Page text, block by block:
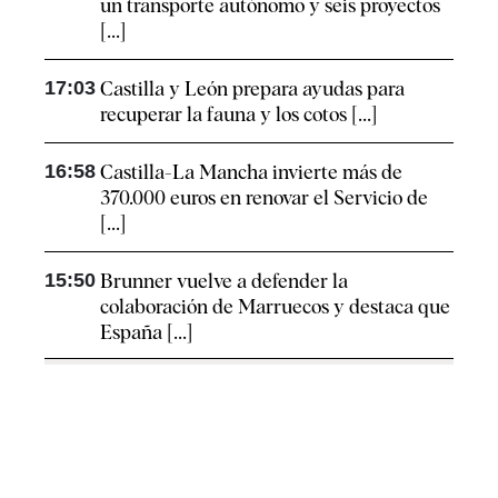
un transporte autónomo y seis proyectos
[...]
17:03 Castilla y León prepara ayudas para
recuperar la fauna y los cotos [...]
16:58 Castilla-La Mancha invierte más de
370.000 euros en renovar el Servicio de
[...]
15:50 Brunner vuelve a defender la
colaboración de Marruecos y destaca que
España [...]